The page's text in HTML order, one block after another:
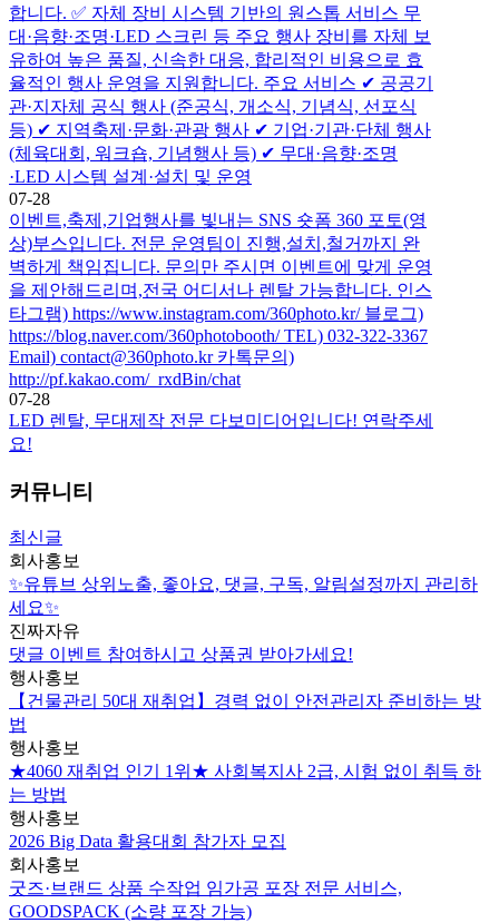
합니다. ✅ 자체 장비 시스템 기반의 원스톱 서비스 무
대·음향·조명·LED 스크린 등 주요 행사 장비를 자체 보
유하여 높은 품질, 신속한 대응, 합리적인 비용으로 효
율적인 행사 운영을 지원합니다. 주요 서비스 ✔ 공공기
관·지자체 공식 행사 (준공식, 개소식, 기념식, 선포식
등) ✔ 지역축제·문화·관광 행사 ✔ 기업·기관·단체 행사
(체육대회, 워크숍, 기념행사 등) ✔ 무대·음향·조명
·LED 시스템 설계·설치 및 운영
07-28
이벤트,축제,기업행사를 빛내는 SNS 숏폼 360 포토(영
상)부스입니다. 전문 운영팀이 진행,설치,철거까지 완
벽하게 책임집니다. 문의만 주시면 이벤트에 맞게 운영
을 제안해드리며,전국 어디서나 렌탈 가능합니다. 인스
타그램) https://www.instagram.com/360photo.kr/ 블로그)
https://blog.naver.com/360photobooth/ TEL) 032-322-3367
Email) contact@360photo.kr 카톡문의)
http://pf.kakao.com/_rxdBin/chat
07-28
LED 렌탈, 무대제작 전문 다보미디어입니다! 연락주세
요!
커뮤니티
최신글
회사홍보
✨유튜브 상위노출, 좋아요, 댓글, 구독, 알림설정까지 관리하
세요✨
진짜자유
댓글 이벤트 참여하시고 상품권 받아가세요!
행사홍보
【건물관리 50대 재취업】경력 없이 안전관리자 준비하는 방
법
행사홍보
★4060 재취업 인기 1위★ 사회복지사 2급, 시험 없이 취득 하
는 방법
행사홍보
2026 Big Data 활용대회 참가자 모집
회사홍보
굿즈·브랜드 상품 수작업 임가공 포장 전문 서비스,
GOODSPACK (소량 포장 가능)